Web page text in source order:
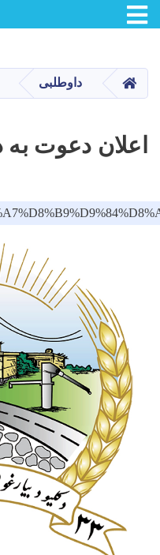
navigation
صفحه اصلیداوطلبی
اعلان دعوت به